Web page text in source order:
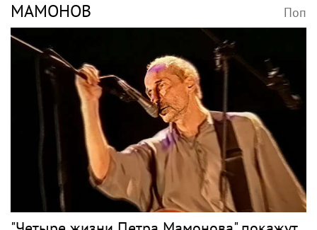
Холодный приём и закрытые эфиры:
почему Наташа Королёва столкнулась с
давлением Аллы Пугачёвой на заре
карьеры
Рок
АГУЗАРОВА Поп